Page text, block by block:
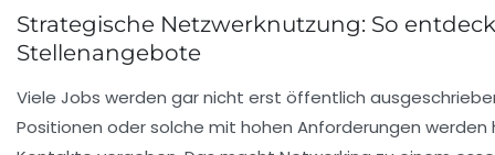
Strategische Netzwerknutzung: So
Stellenangebote
Viele Jobs werden gar nicht erst öffentlich
Positionen oder solche mit hohen Anforderungen werden